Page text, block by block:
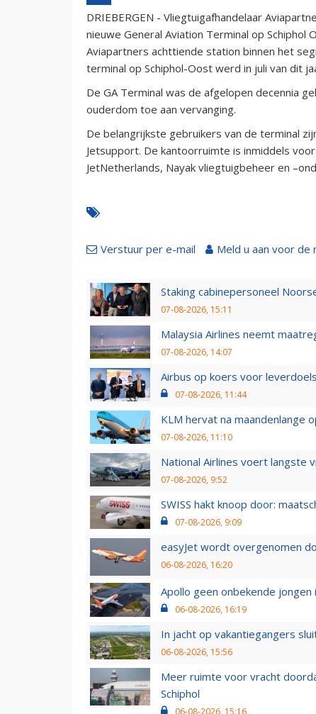
DRIEBERGEN - Vliegtuigafhandelaar
nieuwe General Aviation Terminal op
Aviapartners achttiende station binnen het
terminal op Schiphol-Oost werd in juli van dit
De GA Terminal was de afgelopen decennia
ouderdom toe aan vervanging.
De belangrijkste gebruikers van de terminal
Jetsupport. De kantoorruimte is inmiddels
JetNetherlands, Nayak vliegtuigbeheer en
Verstuur per e-mail Meld u aan voor de
Staking cabinepersoneel
07-08-2026, 15:11
Malaysia Airlines neemt
07-08-2026, 14:07
Airbus op koers voor
07-08-2026, 11:44
KLM hervat na maandenlange
07-08-2026, 11:10
National Airlines voert langste
07-08-2026, 9:52
SWISS hakt knoop door:
07-08-2026, 9:09
easyJet wordt overgenomen
06-08-2026, 16:20
Apollo geen onbekende jongen
06-08-2026, 16:19
In jacht op vakantiegangers
06-08-2026, 15:56
Meer ruimte voor vracht
Schiphol
06-08-2026, 15:16